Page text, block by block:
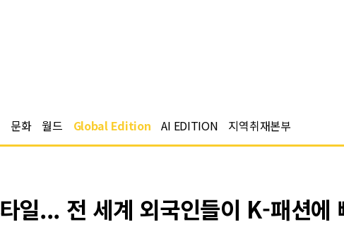
문화 월드 Global Edition AI EDITION 지역취재본부
일... 전 세계 외국인들이 K-패션에